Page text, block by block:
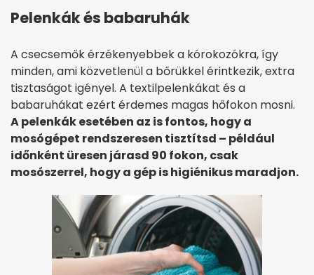
Pelenkák és babaruhák
A csecsemők érzékenyebbek a kórokozókra, így
minden, ami közvetlenül a bőrükkel érintkezik, extra
tisztaságot igényel. A textilpelenkákat és a
babaruhákat ezért érdemes magas hőfokon mosni.
A pelenkák esetében az is fontos, hogy a
mosógépet rendszeresen tisztítsd – például
időnként üresen járasd 90 fokon, csak
mosószerrel, hogy a gép is higiénikus maradjon.